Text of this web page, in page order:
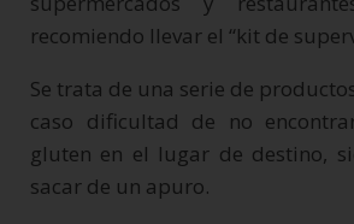
recomiendo llevar el “kit de
Se trata de una serie de
caso dificultad de no
gluten en el lugar de destino,
sacar de un apuro.